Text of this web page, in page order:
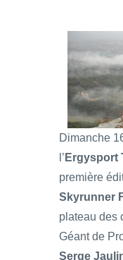
Dimanche
l’ Ergysport
première
Skyrunner
plateau des
Géant de
Serge